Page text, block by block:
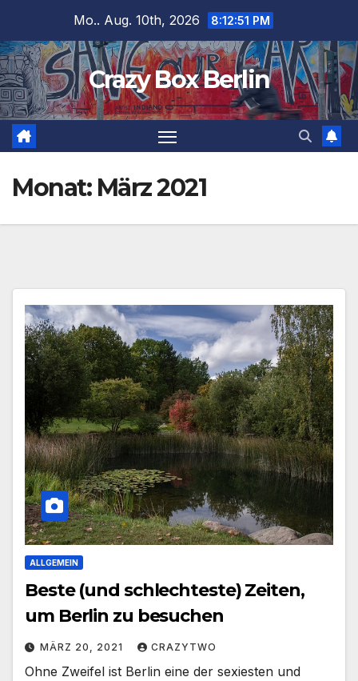
springen
Mo.. Aug. 10th, 2026 8:12:52 PM
Crazy Box Berlin
Monat: März 2021
ALLGEMEIN
Beste (und schlechteste) Zeiten,
um Berlin zu besuchen
MÄRZ 20, 2021 CRAZYTWO
Ohne Zweifel ist Berlin eine der sexiesten und